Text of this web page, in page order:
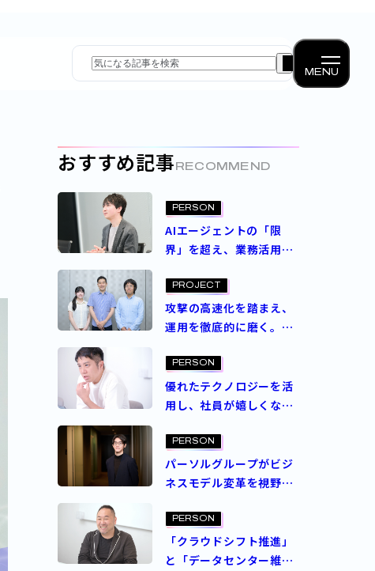
MENU
おすすめ記事 RECOMMEND
PERSON
AIエージェントの「限
界」を超え、業務活用に
AIエンジニアが語る野望
PROJECT
攻撃の高速化を踏まえ、
運用を徹底的に磨く。サ
対応短縮プロジェクトが
目指す未来
PERSON
優れたテクノロジーを活
用し、社員が嬉しくなる
体験を提供したい
PERSON
パーソルグループがビジ
ネスモデル変革を視野に
図PERSON
「クラウドシフト推進」
と「データセンター維